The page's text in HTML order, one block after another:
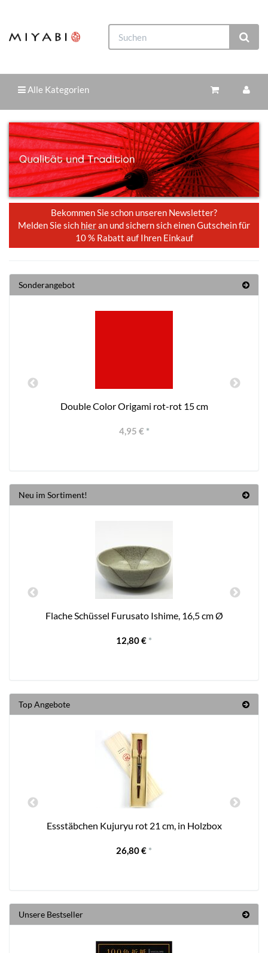
Alle Kategorien
Bekommen Sie schon unseren Newsletter?
Melden Sie sich hieran und sichern sich einen Gutschein für
10 % Rabatt auf Ihren Einkauf
Sonderangebot
Double Color Origami rot-rot 15 cm
4,95 € *
Neu im Sortiment!
Flache Schüssel Furusato Ishime, 16,5 cm Ø
12,80 € *
Top Angebote
Essstäbchen Kujuryu rot 21 cm, in Holzbox
26,80 € *
Unsere Bestseller